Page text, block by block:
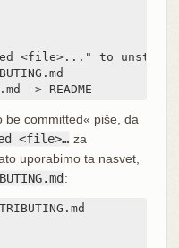
<file>..." to unstage)
-> README
be committed« piše, da
<file>…​ za
uporabimo ta nasvet,
: